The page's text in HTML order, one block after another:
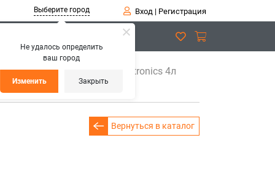
Не удалось определить
ваш город
Изменить Закрыть
Выберите город Вход| Регистрация
A-Line CVTF Lineartronics 4л
Вернуться в каталог